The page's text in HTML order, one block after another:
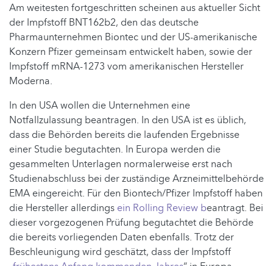
Am weitesten fortgeschritten scheinen aus aktueller Sicht
der Impfstoff BNT162b2, den das deutsche
Pharmaunternehmen Biontec und der US-amerikanische
Konzern Pfizer gemeinsam entwickelt haben, sowie der
Impfstoff mRNA-1273 vom amerikanischen Hersteller
Moderna.
In den USA wollen die Unternehmen eine
Notfallzulassung beantragen. In den USA ist es üblich,
dass die Behörden bereits die laufenden Ergebnisse
einer Studie begutachten. In Europa werden die
gesammelten Unterlagen normalerweise erst nach
Studienabschluss bei der zuständige Arzneimittelbehörde
EMA eingereicht. Für den Biontech/Pfizer Impfstoff haben
die Hersteller allerdings ein Rolling Review beantragt. Bei
dieser vorgezogenen Prüfung begutachtet die Behörde
die bereits vorliegenden Daten ebenfalls. Trotz der
Beschleunigung wird geschätzt, dass der Impfstoff